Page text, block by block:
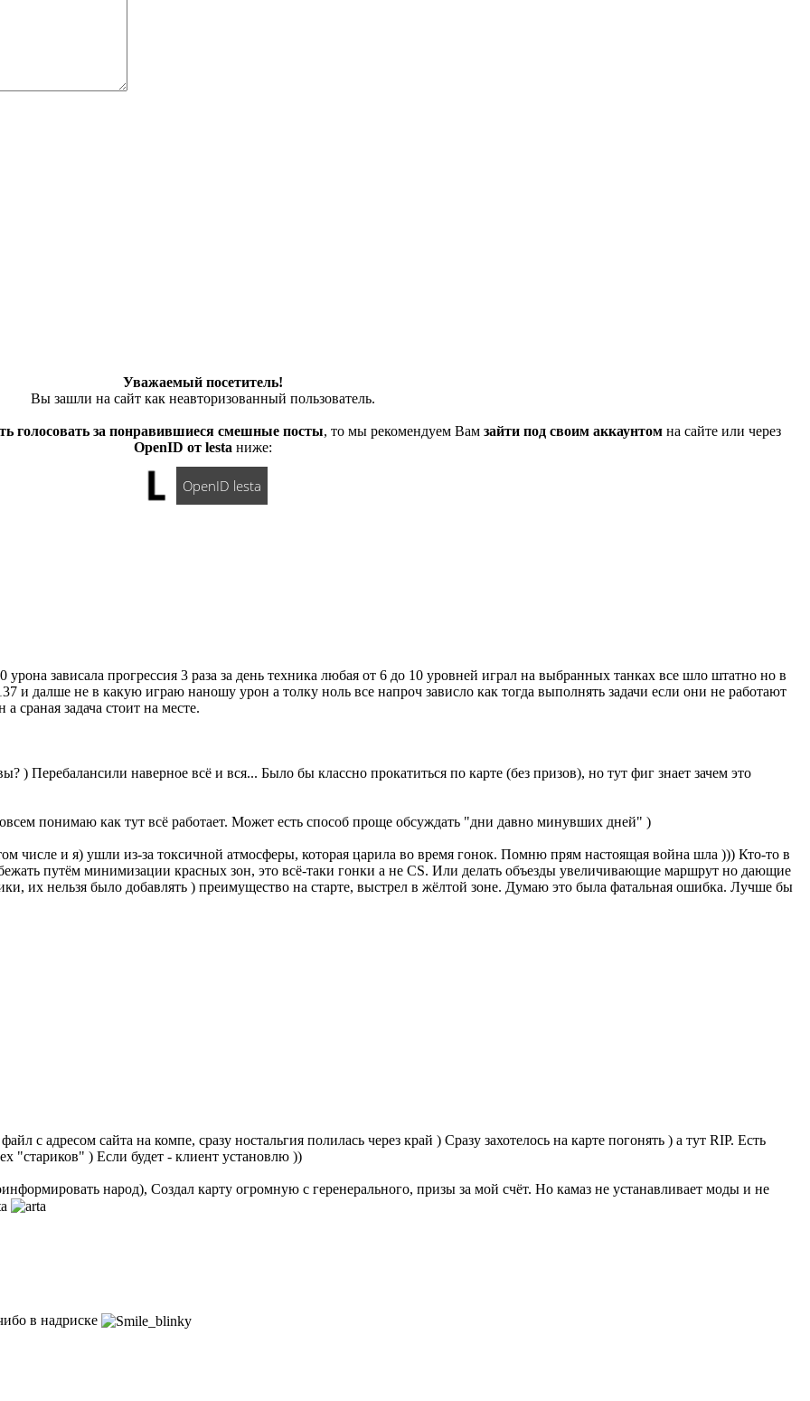
Уважаемый посетитель!
Вы зашли на сайт как неавторизованный пользователь.
голосовать за понравившиеся смешные посты, то мы рекомендуем Вам зайти под своим аккаунтомна сайте или через
OpenID от lesta ниже:
OpenID lesta
зависала прогрессия 3 раза за день техника любая от 6 до 10 уровней играл на выбранных танках все шло штатно но в
и далше не в какую играю наношу урон а толку ноль все напроч зависло как тогда выполнять задачи если они не работают
сраная задача стоит на месте.
Перебалансили наверное всё и вся... Было бы классно прокатиться по карте (без призов), но тут фиг знает зачем это
понимаю как тут всё работает. Может есть способ проще обсуждать "дни давно минувших дней" )
числе и я) ушли из-за токсичной атмосферы, которая царила во время гонок. Помню прям настоящая война шла ))) Кто-то в
путём минимизации красных зон, это всё-таки гонки а не CS. Или делать объезды увеличивающие маршрут но дающие
их нельзя было добавлять ) преимущество на старте, выстрел в жёлтой зоне. Думаю это была фатальная ошибка. Лучше бы
с адресом сайта на компе, сразу ностальгия полилась через край ) Сразу захотелось на карте погонять ) а тут RIP. Есть
"стариков" ) Если будет - клиент установлю ))
народ), Создал карту огромную с геренерального, призы за мой счёт. Но камаз не устанавливает моды и не
в надриске